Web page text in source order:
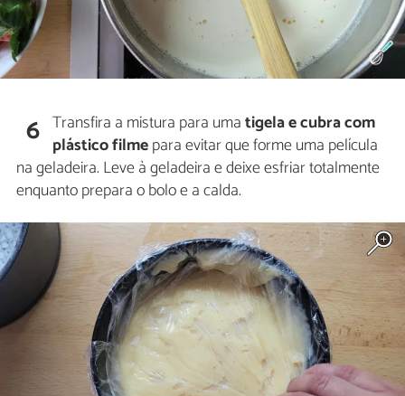
6 Transfira a mistura para umatigela e cubra com
plástico filmepara evitar que forme uma película
na geladeira. Leve à geladeira e deixe esfriar totalmente
enquanto prepara o bolo e a calda.